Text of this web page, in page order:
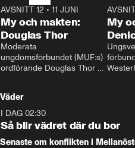
26:27
AVSNITT 12 • 11 JUNI
My och makten:
Douglas Thor
Moderata
ungdomsförbundet (MUF:s)
ordförande Douglas Thor
tonårsutvisningarna och hur
Moderaterna ska locka
väljare till valet i höst.
My
Väder
I DAG 02:30
Så blir vädret där du bor
Senaste om konflikten i